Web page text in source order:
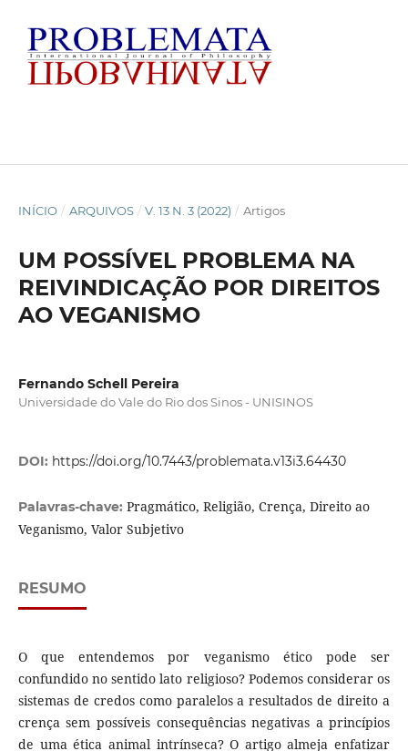
INÍCIO / ARQUIVOS / V. 13 N. 3 (2022) / Artigos
UM POSSÍVEL PROBLEMA NA
REIVINDICAÇÃO POR DIREITOS
AO VEGANISMO
Fernando Schell Pereira
Universidade do Vale do Rio dos Sinos - UNISINOS
DOI: https://doi.org/10.7443/problemata.v13i3.64430
Palavras-chave: Pragmático, Religião, Crença, Direito ao
Veganismo, Valor Subjetivo
RESUMO
O que entendemos por veganismo ético pode ser
confundido no sentido lato religioso? Podemos considerar os
sistemas de credos como paralelos a resultados de direito a
crença sem possíveis consequências negativas a princípios
de uma ética animal intrínseca? O artigo almeja enfatizar